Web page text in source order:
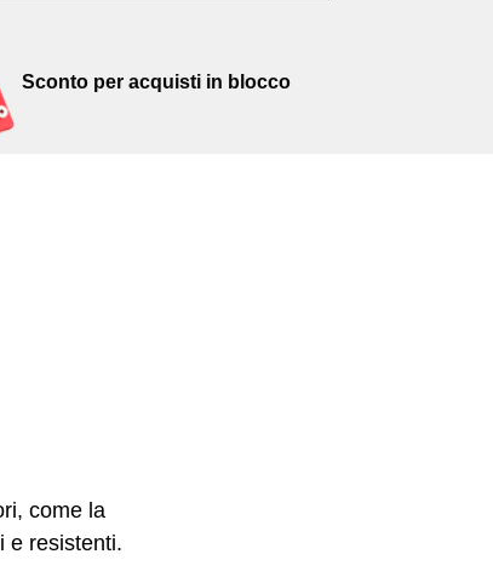
Sconto per acquisti in blocco
come la
e resistenti.